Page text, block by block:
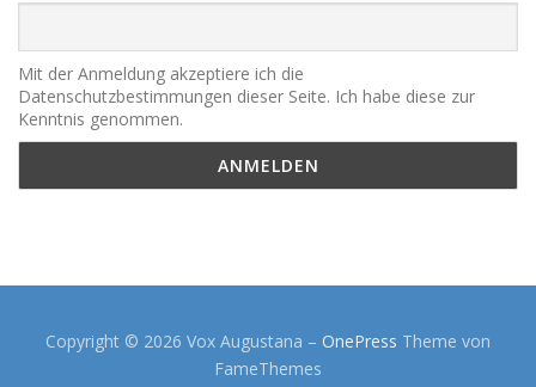
Mit der Anmeldung akzeptiere ich die
Datenschutzbestimmungen dieser Seite. Ich habe diese zur
Kenntnis genommen.
Copyright © 2026 Vox Augustana – OnePress Theme von
FameThemes